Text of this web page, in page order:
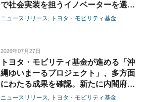
で社会実装を担うイノベーターを選定
デトロイト、バラナシ、ベネチアで実
ニュースリリース トヨタ・モビリティ基金
2026年07月27日
トヨタ・モビリティ基金が進める「沖
縄ゆいまーるプロジェクト」、多方面
にわたる成果を確認。新たに内閣府沖
縄総合事務局が参画、沖縄トヨタグル
ニュースリリース トヨタ・モビリティ基金